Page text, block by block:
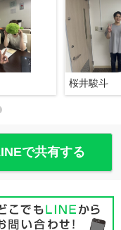
桜井駿斗
で共有する